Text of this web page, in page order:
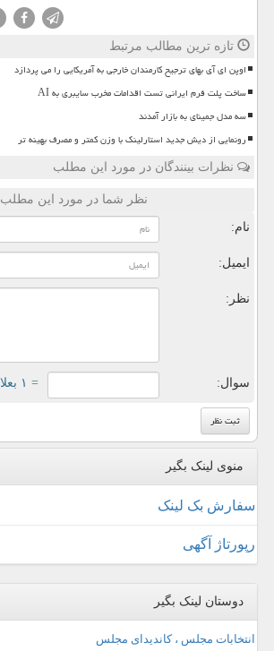
تازه ترین مطالب مرتبط
اوپن ای آی بهای ترجیح کارمندان خارجی به آمریکایی را می پردازد
ساخت پلت فرم ایرانی تست اقدامات مخرب سایبری به AI
سه مدل جمینای به بازار آمدند
رونمایی از دیش جدید استارلینک با وزن کمتر و مصرف بهینه تر
نظرات بینندگان در مورد این مطلب
نظر شما در مورد این مطلب
نام:
ایمیل:
نظر:
سوال: = ۱ بعلاوه ۱
منوی لینک بگیر
سفارش بک لینک
رپورتاژ آگهی
دوستان لینک بگیر
انتخابات مجلس ، کاندیدای مجلس